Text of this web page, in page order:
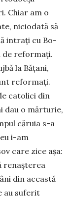
Chiar am o
niciodată să
intrați cu Bo­
de reformați.
la Bățani,
reformați.
catolici din
dau o mărturie,
căruia s-a
i-am
care zice așa:
renașterea
din această
au suferit